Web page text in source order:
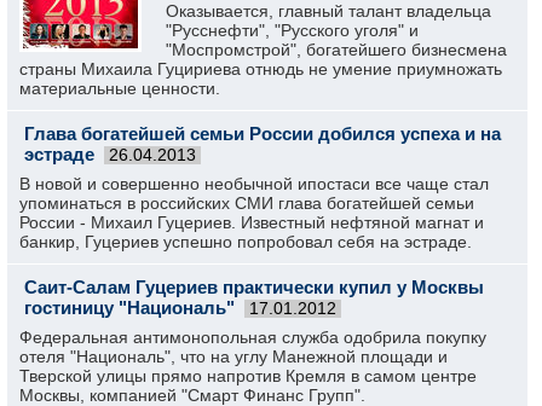
Оказывается, главный талант владельца
"Русснефти", "Русского уголя" и
"Моспромстрой", богатейшего бизнесмена
страны Михаила Гуцириева отнюдь не умение приумножать
материальные ценности.
Глава богатейшей семьи России добился успеха и на
эстраде
26.04.2013
В новой и совершенно необычной ипостаси все чаще стал
упоминаться в российских СМИ глава богатейшей семьи
России - Михаил Гуцериев. Известный нефтяной магнат и
банкир, Гуцериев успешно попробовал себя на эстраде.
Саит-Салам Гуцериев практически купил у Москвы
гостиницу "Националь"
17.01.2012
Федеральная антимонопольная служба одобрила покупку
отеля "Националь", что на углу Манежной площади и
Тверской улицы прямо напротив Кремля в самом центре
Москвы, компанией "Смарт Финанс Групп".